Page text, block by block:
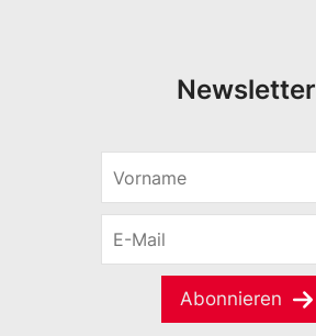
Newsletter
r
M
Abonnieren